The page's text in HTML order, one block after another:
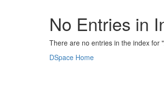
No Entries in
There are no entries in the index for
DSpace Home